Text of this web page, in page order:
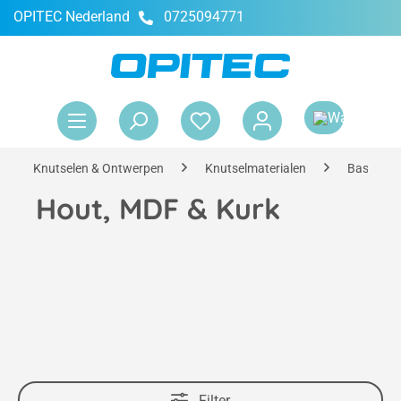
OPITEC Nederland 0725094771
Knutselen & Ontwerpen Knutselmaterialen
Hout, MDF & Kurk